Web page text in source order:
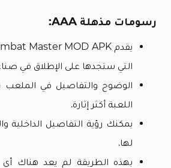
رسومات مذهلة AAA:
التي ستجدها على الإطلاق في
الوضوح والتفاصيل في الملعب
اللعبة أكثر إثارة.
يمكنك رؤية التفاصيل الداخلية
لها.
بهذه الطريقة لم يعد هناك